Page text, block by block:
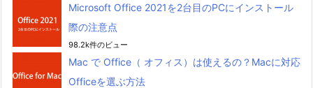
Microsoft Office 2021を2台目のPCにインストール
際の注意点
98.2k件のビュー
Mac で Office（ オフィス）は使えるの？Macに対応
Officeを選ぶ方法